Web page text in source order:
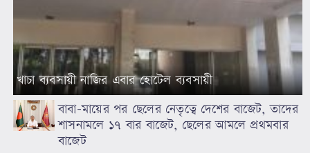
খাচা ব্যবসায়ী নাজির এবার হোটেল ব্যবসায়ী
বাবা-মায়ের পর ছেলের নেতৃত্বে দেশের বাজেট, তাদের
শাসনামলে ১৭ বার বাজেট, ছেলের আমলে প্রথমবার
বাজেট